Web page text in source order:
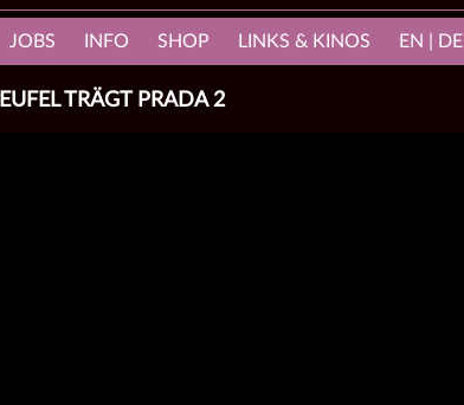
JOBS INFO SHOP LINKS & KINOS EN | DE
TRÄGT PRADA 2